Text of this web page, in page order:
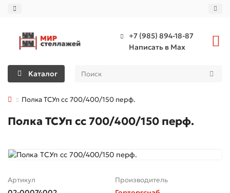
+7 (985) 894-18-87
Написать в Max
Каталог
Полка ТСУп сс 700/400/150 перф.
Полка ТСУп сс 700/400/150 перф.
Артикул Производитель